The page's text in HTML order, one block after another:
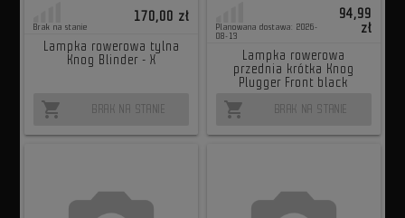
Brak na stanie
170,00 zł
Lampka rowerowa tylna
Knog Blinder - X
shopping_cart BRAK NA STANIE
Planowana dostawa: 2026-
08-13
94,99
zł
Lampka rowerowa
przednia krótka Knog
Plugger Front black
shopping_cart BRAK NA STANIE